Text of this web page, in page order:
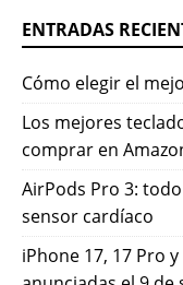
ENTRADAS
Cómo elegir el
Los mejores
comprar en
AirPods Pro 3:
sensor cardíaco
iPhone 17, 17 Pro